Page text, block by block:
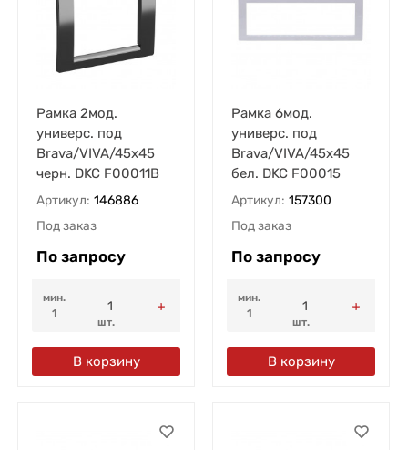
Рамка 2мод.
универс. под
Brava/VIVA/45х45
черн. DKC F00011B
Артикул: 146886
Под заказ
По запросу
мин.
1
шт.
В корзину
Рамка 6мод.
универс. под
Brava/VIVA/45х45
бел. DKC F00015
Артикул: 157300
Под заказ
По запросу
мин.
1
шт.
В корзину